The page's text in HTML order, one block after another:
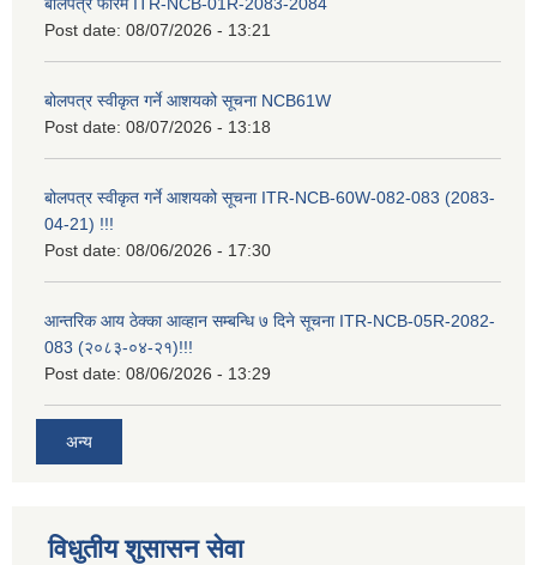
बोलपत्र फारम ITR-NCB-01R-2083-2084
Post date: 08/07/2026 - 13:21
बोलपत्र स्वीकृत गर्ने आशयको सूचना NCB61W
Post date: 08/07/2026 - 13:18
बोलपत्र स्वीकृत गर्ने आशयको सूचना ITR-NCB-60W-082-083 (2083-
04-21) !!!
Post date: 08/06/2026 - 17:30
आन्तरिक आय ठेक्का आव्हान सम्बन्धि ७ दिने सूचना ITR-NCB-05R-2082-
083 (२०८३-०४-२१)!!!
Post date: 08/06/2026 - 13:29
अन्य
विधुतीय शुसासन सेवा